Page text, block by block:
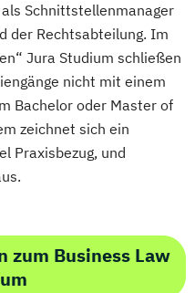
Schnittstellenmanager
der Rechtsabteilung. Im
Jura Studium schließen
nicht mit einem
Bachelor oder Master of
zeichnet sich ein
Praxisbezug, und
zum Business Law